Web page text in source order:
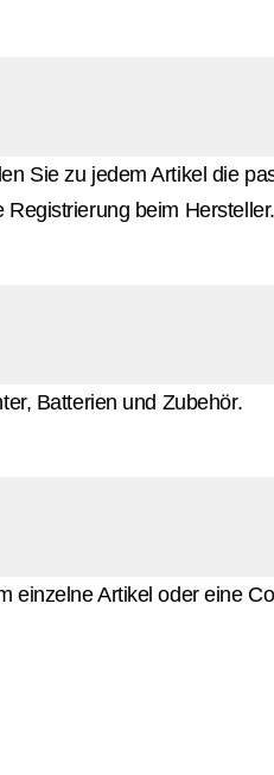
Sie zu jedem Artikel die
beim Hersteller.
Batterien und Zubehör.
einzelne Artikel oder eine